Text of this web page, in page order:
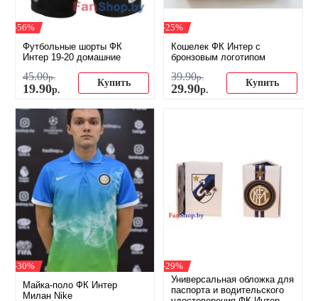
-56%
Футбольные шорты ФК
Интер 19-20 домашние
45.00р.
19.90р.
Купить
-25%
Кошелек ФК Интер с
бронзовым логотипом
39.90р.
29.90р.
Купить
-30%
Майка-поло ФК Интер
Милан Nike
-29%
Универсальная обложка для
паспорта и водительского